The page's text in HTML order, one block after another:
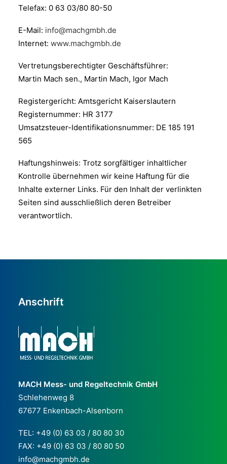
Telefax: 0 63 03/80 80-50
E-Mail: info@machgmbh.de
Internet: www.machgmbh.de
Vertretungsberechtigter Geschäftsführer:
Martin Mach sen., Martin Mach, Igor Mach
Registergericht: Amtsgericht Kaiserslautern
Registernummer: HR 3177
Umsatzsteuer-Identifikationsnummer: DE 185 191
565
Haftungshinweis: Trotz sorgfältiger inhaltlicher
Kontrolle übernehmen wir keine Haftung für die
Inhalte externer Links. Für den Inhalt der verlinkten
Seiten sind ausschließlich deren Betreiber
verantwortlich.
Anschrift
MACH Mess- und Regeltechnik GmbH
Schlehenweg 8
67677 Enkenbach-Alsenborn
TEL: +49 (0) 63 03 / 80 80 30
FAX: +49 (0) 63 03 / 80 80 50
info@machgmbh.de